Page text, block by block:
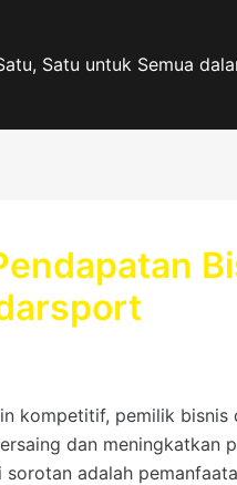
Satu untuk Semua
kompetitif, pemilik
dan meningkatkan
adalah